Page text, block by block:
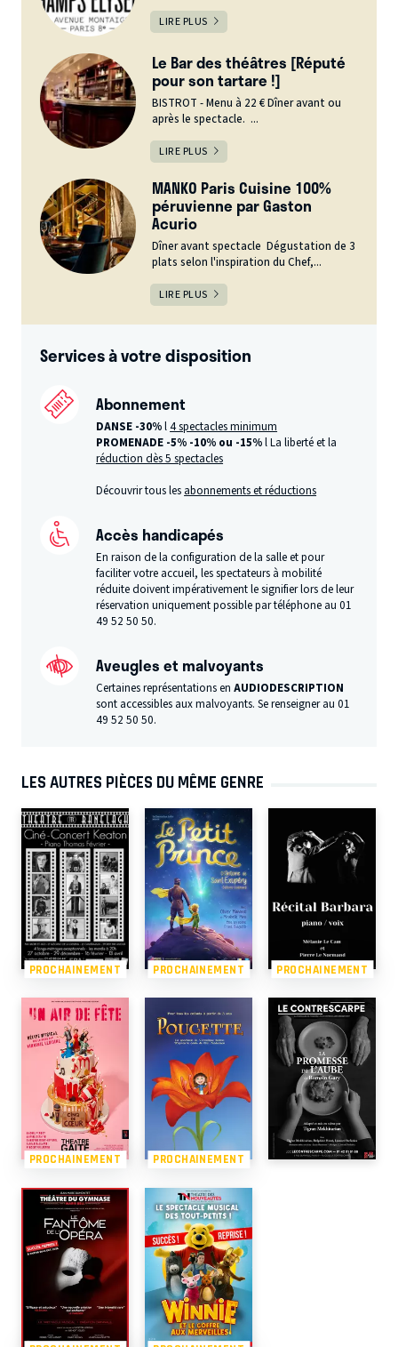
LIRE PLUS
Le Bar des théâtres [Réputé
pour son tartare !]
BISTROT - Menu à 22 € Dîner avant ou
après le spectacle. ...
LIRE PLUS
MANKO Paris Cuisine 100%
péruvienne par Gaston
Acurio
Dîner avant spectacle Dégustation de 3
plats selon l'inspiration du Chef,...
LIRE PLUS
Services à votre disposition
Abonnement
DANSE -30%l4 spectacles minimum
PROMENADE -5% -10% ou -15%l La liberté et la
réduction dès 5 spectacles
Découvrir tous les abonnements et réductions
Accès handicapés
En raison de la configuration de la salle et pour
faciliter votre accueil, les spectateurs à mobilité
réduite doivent impérativement le signifier lors de leur
réservation uniquement possible par téléphone au 01
49 52 50 50.
Aveugles et malvoyants
Certaines représentations enAUDIODESCRIPTION
sont accessibles aux malvoyants. Se renseigner au 01
49 52 50 50.
LES AUTRES PIÈCES DU MÊME GENRE
PROCHAINEMENT PROCHAINEMENT PROCHAINEMENT
PROCHAINEMENT PROCHAINEMENT